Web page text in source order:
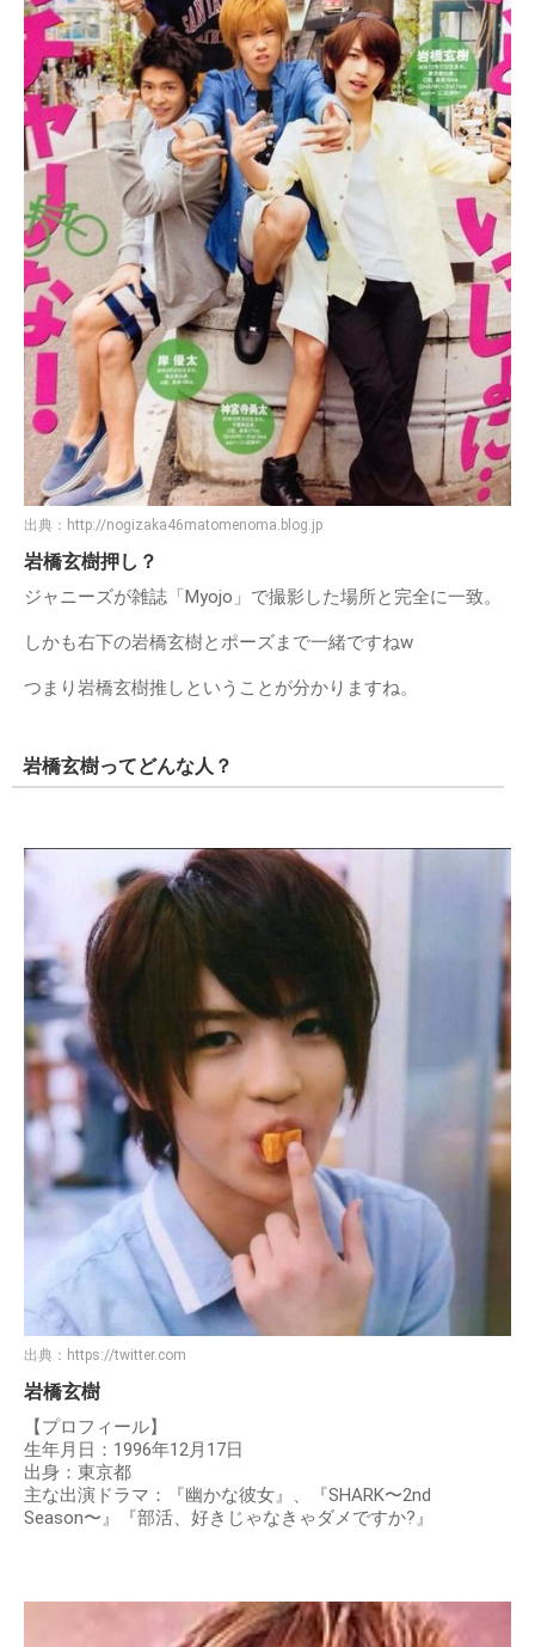
出典： http://nogizaka46matomenoma.blog.jp
岩橋玄樹押し？
ジャニーズが雑誌「Myojo」で撮影した場所と完全に一致。
しかも右下の岩橋玄樹とポーズまで一緒ですねw
つまり岩橋玄樹推しということが分かりますね。
岩橋玄樹ってどんな人？
出典： https://twitter.com
岩橋玄樹
【プロフィール】
生年月日：1996年12月17日
出身：東京都
主な出演ドラマ：『幽かな彼女』、『SHARK〜2nd
Season〜』『部活、好きじゃなきゃダメですか?』